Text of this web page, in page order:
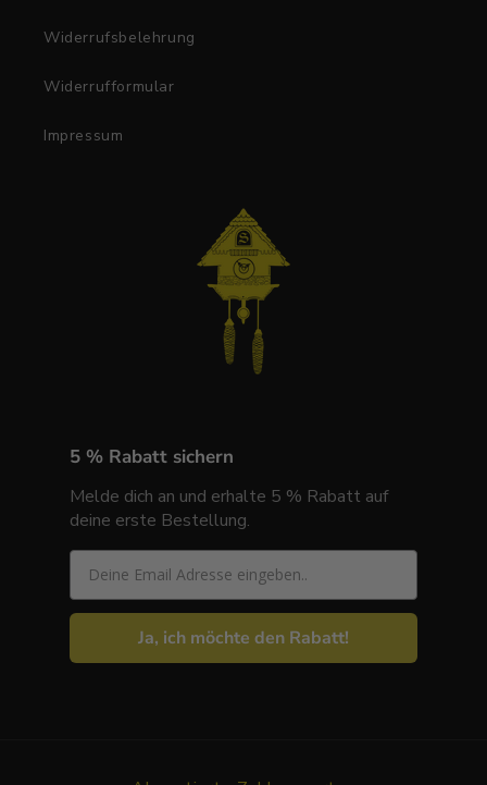
Widerrufsbelehrung
Widerrufformular
Impressum
5 % Rabatt sichern
Melde dich an und erhalte 5 % Rabatt auf
deine erste Bestellung.
Email
Ja, ich möchte den Rabatt!